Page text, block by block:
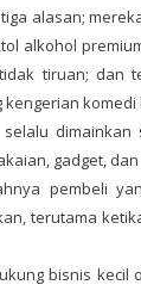
alasan;
alkohol
tiruan; dan
komedi
dimainkan
gadget,
pembeli
terutama
bisnis kecil